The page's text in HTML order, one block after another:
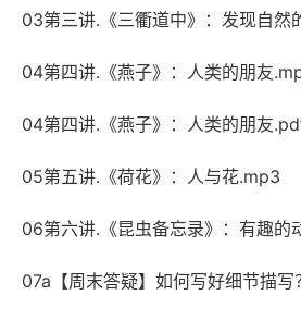
03第三讲.《三衢道中》：发现自然
04第四讲.《燕子》：人类的朋友
04第四讲.《燕子》：人类的朋友
05第五讲.《荷花》：人与花.mp3
06第六讲.《昆虫备忘录》：有趣的
07a【周末答疑】如何写好细节描写